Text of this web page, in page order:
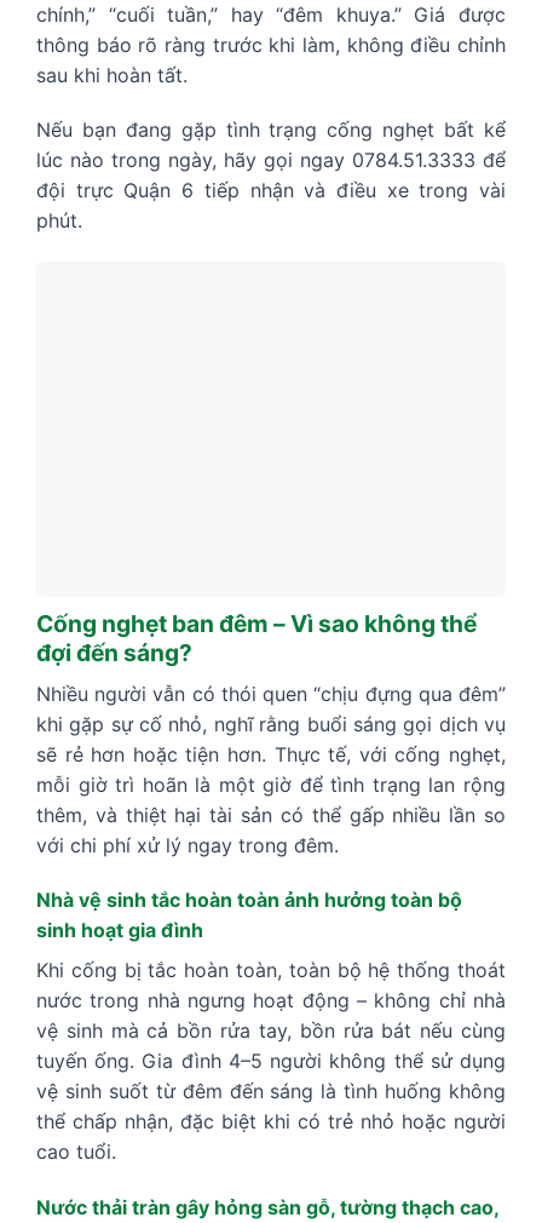
chính,” “cuối tuần,” hay “đêm khuya.” Giá được
thông báo rõ ràng trước khi làm, không điều chỉnh
sau khi hoàn tất.
Nếu bạn đang gặp tình trạng cống nghẹt bất kể
lúc nào trong ngày, hãy gọi ngay 0784.51.3333 để
đội trực Quận 6 tiếp nhận và điều xe trong vài
phút.
Cống nghẹt ban đêm – Vì sao không thể
đợi đến sáng?
Nhiều người vẫn có thói quen “chịu đựng qua đêm”
khi gặp sự cố nhỏ, nghĩ rằng buổi sáng gọi dịch vụ
sẽ rẻ hơn hoặc tiện hơn. Thực tế, với cống nghẹt,
mỗi giờ trì hoãn là một giờ để tình trạng lan rộng
thêm, và thiệt hại tài sản có thể gấp nhiều lần so
với chi phí xử lý ngay trong đêm.
Nhà vệ sinh tắc hoàn toàn ảnh hưởng toàn bộ
sinh hoạt gia đình
Khi cống bị tắc hoàn toàn, toàn bộ hệ thống thoát
nước trong nhà ngưng hoạt động – không chỉ nhà
vệ sinh mà cả bồn rửa tay, bồn rửa bát nếu cùng
tuyến ống. Gia đình 4–5 người không thể sử dụng
vệ sinh suốt từ đêm đến sáng là tình huống không
thể chấp nhận, đặc biệt khi có trẻ nhỏ hoặc người
cao tuổi.
Nước thải tràn gây hỏng sàn gỗ, tường thạch cao,